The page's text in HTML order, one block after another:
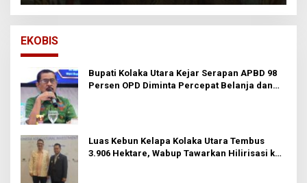
EKOBIS
Bupati Kolaka Utara Kejar Serapan APBD 98
Persen OPD Diminta Percepat Belanja dan
Luas Kebun Kelapa Kolaka Utara Tembus
3.906 Hektare, Wabup Tawarkan Hilirisasi ke